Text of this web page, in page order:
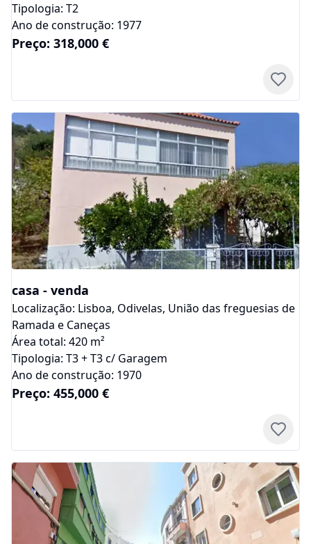
Tipologia: T2
Ano de construção: 1977
Preço: 318,000 €
casa - venda
Localização: Lisboa, Odivelas, União das freguesias de
Ramada e Caneças
Área total: 420 m²
Tipologia: T3 + T3 c/ Garagem
Ano de construção: 1970
Preço: 455,000 €